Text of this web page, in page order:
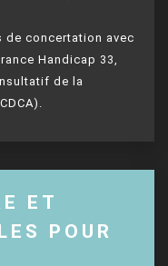
de concertation avec
Handicap 33,
de la
ET
POUR